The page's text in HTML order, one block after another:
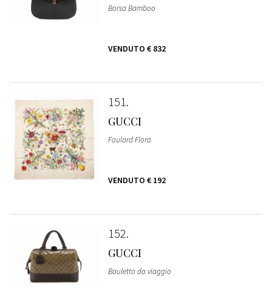
Borsa Bamboo
VENDUTO € 832
151
GUCCI
Foulard Flora
VENDUTO € 192
152
GUCCI
Bauletto da viaggio